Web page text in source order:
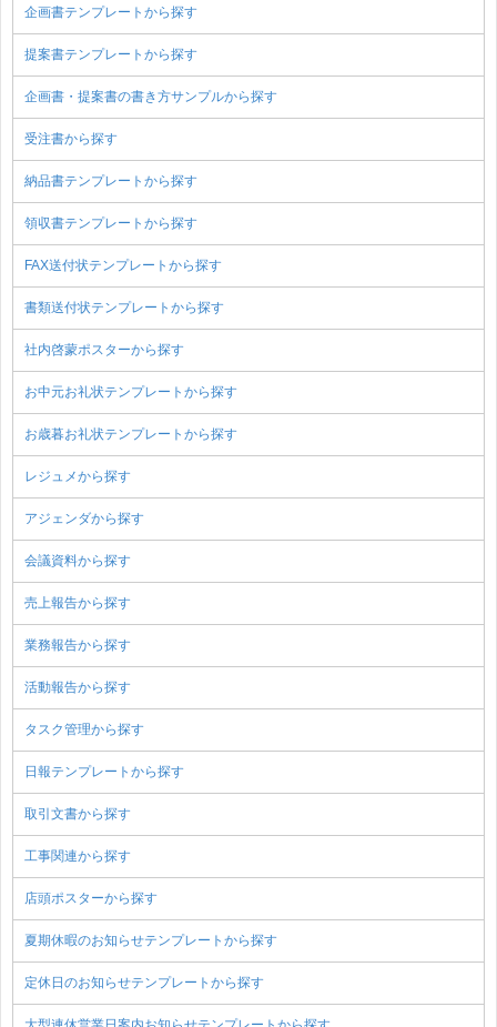
企画書テンプレートから探す
提案書テンプレートから探す
企画書・提案書の書き方サンプルから探す
受注書から探す
納品書テンプレートから探す
領収書テンプレートから探す
FAX送付状テンプレートから探す
書類送付状テンプレートから探す
社内啓蒙ポスターから探す
お中元お礼状テンプレートから探す
お歳暮お礼状テンプレートから探す
レジュメから探す
アジェンダから探す
会議資料から探す
売上報告から探す
業務報告から探す
活動報告から探す
タスク管理から探す
日報テンプレートから探す
取引文書から探す
工事関連から探す
店頭ポスターから探す
夏期休暇のお知らせテンプレートから探す
定休日のお知らせテンプレートから探す